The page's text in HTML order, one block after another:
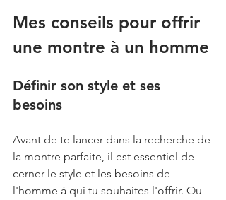
Mes conseils pour offrir
une montre à un homme
Définir son style et ses
besoins
Avant de te lancer dans la recherche de
la montre parfaite, il est essentiel de
cerner le style et les besoins de
l'homme à qui tu souhaites l'offrir. Ou